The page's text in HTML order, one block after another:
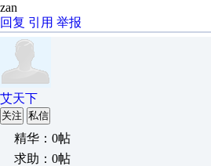
zan
回复 引用 举报
艾天下
关注 私信
精华：0帖
求助：0帖